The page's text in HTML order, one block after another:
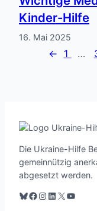
Kinder-Hilfe
16. Mai 2025
← 1 …
Die Ukraine-Hilfe
gemeinnützig
abgesetzt werden.
Blauer Himmel Facebook Instagram LinkedIn X YouTube